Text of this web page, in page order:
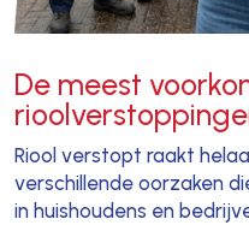
De meest
Riool verstopt raakt
verschillende oorzaken
in huishoudens en